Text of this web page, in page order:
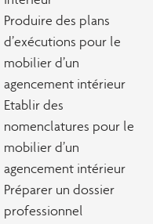
Produire des plans
d’exécutions pour le
mobilier d’un
agencement intérieur
Etablir des
nomenclatures pour le
mobilier d’un
agencement intérieur
Préparer un dossier
professionnel